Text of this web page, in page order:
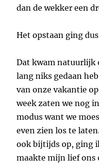
dan de wekker een
Het opstaan ging
Dat kwam natuurlijk
lang niks gedaan
van onze vakantie
week zaten we nog
modus want we
even zien los te
ook bijtijds op, ging
maakte mijn lief ons